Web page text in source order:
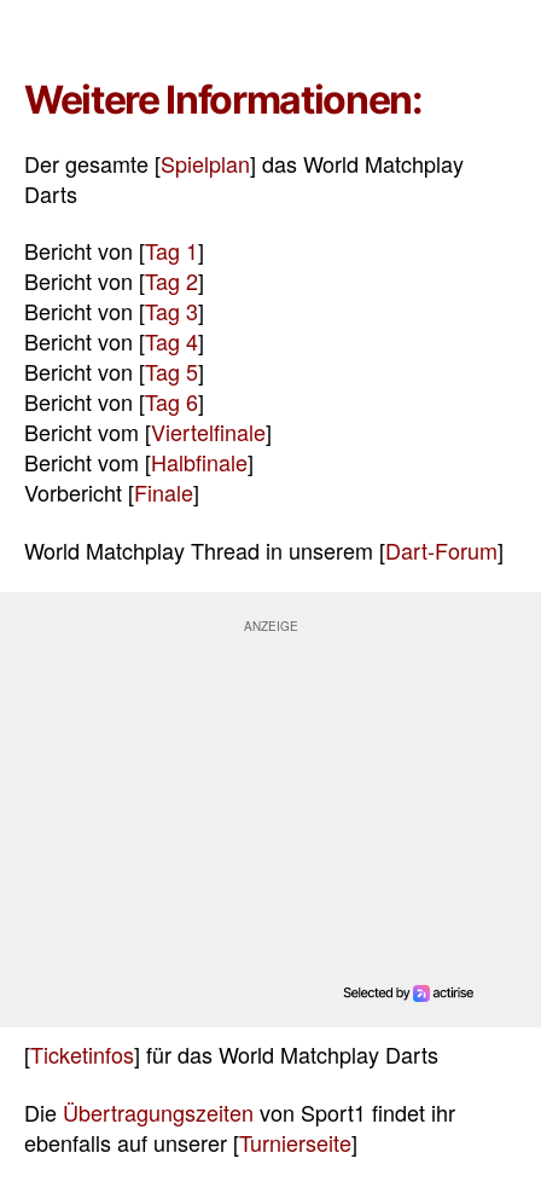
Weitere Informationen:
Der gesamte [Spielplan] das World Matchplay
Darts
Bericht von [Tag 1]
Bericht von [Tag 2]
Bericht von [Tag 3]
Bericht von [Tag 4]
Bericht von [Tag 5]
Bericht von [Tag 6]
Bericht vom [Viertelfinale]
Bericht vom [Halbfinale]
Vorbericht [Finale]
World Matchplay Thread in unserem [Dart-Forum]
[Ticketinfos] für das World Matchplay Darts
Die Übertragungszeiten von Sport1 findet ihr
ebenfalls auf unserer [Turnierseite]